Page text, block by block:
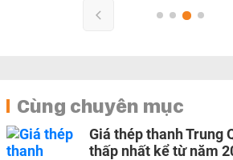
Cùng chuyên mục
Giá thép thanh Trung
thấp nhất kể từ năm